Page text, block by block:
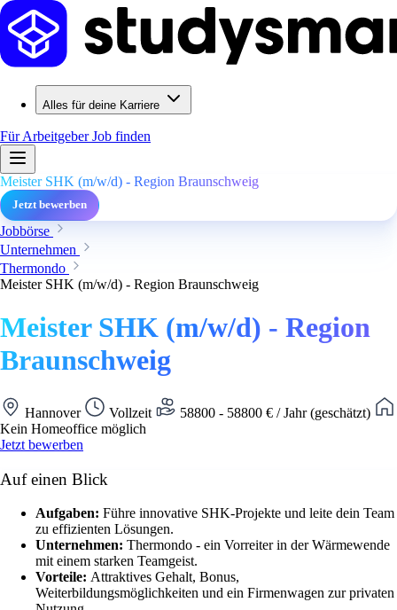
Alles für deine Karriere
Für ArbeitgeberJob finden
Meister SHK (m/w/d) - Region Braunschweig
Jetzt bewerben
Jobbörse
Unternehmen
Thermondo
Meister SHK (m/w/d) - Region Braunschweig
Meister SHK (m/w/d) - Region
Braunschweig
Hannover Vollzeit
58800 - 58800 € / Jahr (geschätzt)
Kein Homeoffice möglich
Jetzt bewerben
Auf einen Blick
Aufgaben: Führe innovative SHK-Projekte und leite dein Team
zu effizienten Lösungen.
Unternehmen: Thermondo - ein Vorreiter in der Wärmewende
mit einem starken Teamgeist.
Vorteile: Attraktives Gehalt, Bonus,
Weiterbildungsmöglichkeiten und ein Firmenwagen zur privaten